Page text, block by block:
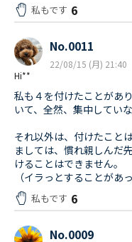
私もです 6
Hi**
No.0011
22/08/15 (月) 21:40
私も４を付けたことがあ
いて、全然、集中してい
それ以外は、付けたこと
ましては、慣れ親しんだ
けることはできません。
（イラっとすることがあ
私もです 6
No.0009